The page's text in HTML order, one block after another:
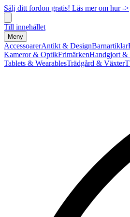
Sälj ditt fordon gratis! Läs mer om hur ->
Till innehållet
Meny
AccessoarerAntikt & DesignBarnartiklar
Kameror & OptikFrimärkenHandgjort &
Tablets & WearablesTrädgård & Växter